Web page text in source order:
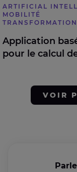
ARTIFICIAL
MOBILITÉ
Application
pour le calcul
VOIR